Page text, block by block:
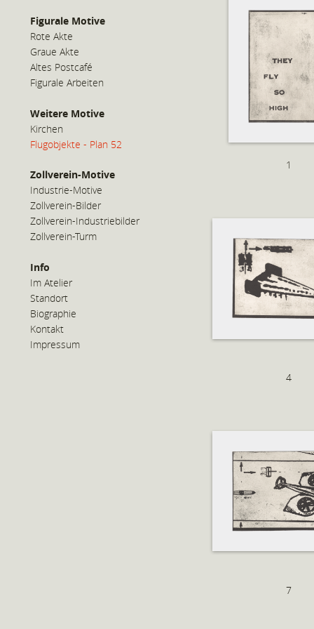
Figurale Motive
Rote Akte
Graue Akte
Altes Postcafé
Figurale Arbeiten
Weitere Motive
Kirchen
Flugobjekte - Plan 52
Zollverein-Motive
Industrie-Motive
Zollverein-Bilder
Zollverein-Industriebilder
Zollverein-Turm
Info
Im Atelier
Standort
Biographie
Kontakt
Impressum
1
4
7